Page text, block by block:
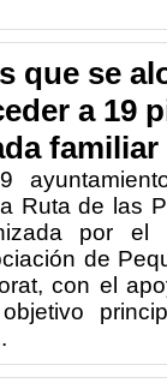
que se
a 19
familiar
Ruta de las
por el
de
con el